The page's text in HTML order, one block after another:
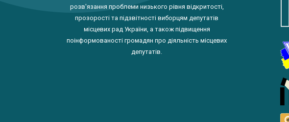
розв'язання проблеми низького рівня відкритості,
прозорості та підзвітності виборцям депутатів
місцевих рад України, а також підвищення
поінформованості громадян про діяльність місцевих
депутатів.